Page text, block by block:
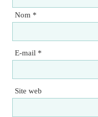
Nom *
E-mail *
Site web